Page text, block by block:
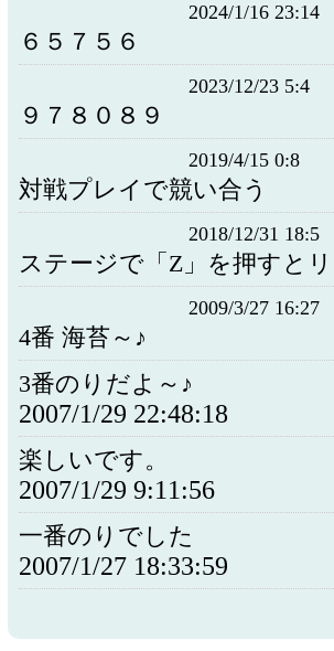
2024/1/16 23:14
６５７５６
2023/12/23 5:4
９７８０８９
2019/4/15 0:8
対戦プレイで競い合う
2018/12/31 18:5
ステージで「Z」を押すと
2009/3/27 16:27
4番 海苔～♪
3番のりだよ～♪
2007/1/29 22:48:18
楽しいです。
2007/1/29 9:11:56
一番のりでした
2007/1/27 18:33:59